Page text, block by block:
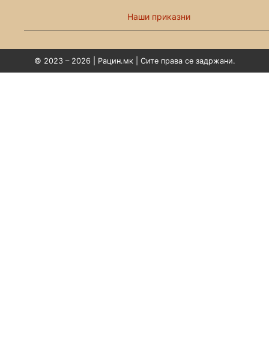
Наши приказни
© 2023 – 2026 | Рацин.мк | Сите права се задржани.